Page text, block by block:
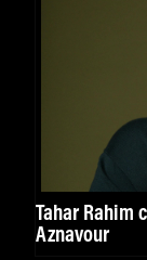
Tahar Rahim
Aznavour